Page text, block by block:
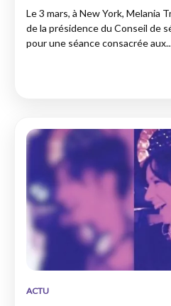
Le 3 mars, à New York, Melania
de la présidence du Conseil de
pour une séance consacrée
ACTU